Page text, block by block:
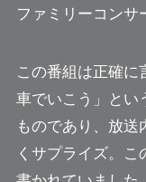
ファミリーコンサ
この番組は正確に
車でいこう」とい
ものであり、放送
くサプライズ。